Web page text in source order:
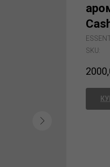
SKU: